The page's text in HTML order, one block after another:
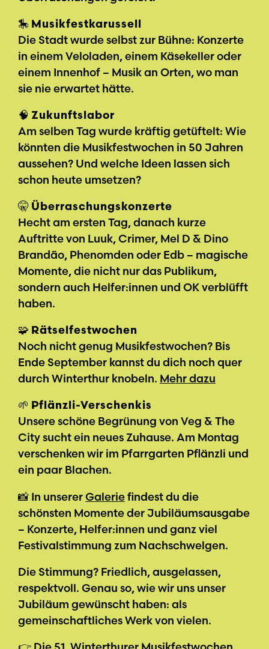
🎠 Musikfestkarussell
Die Stadt wurde selbst zur Bühne: Konzerte
in einem Veloladen, einem Käsekeller oder
einem Innenhof – Musik an Orten, wo man
sie nie erwartet hätte.
🧠 Zukunftslabor
Am selben Tag wurde kräftig getüftelt: Wie
könnten die Musikfestwochen in 50 Jahren
aussehen? Und welche Ideen lassen sich
schon heute umsetzen?
🤫 Überraschungskonzerte
Hecht am ersten Tag, danach kurze
Auftritte von Luuk, Crimer, Mel D & Dino
Brandão, Phenomden oder Edb – magische
Momente, die nicht nur das Publikum,
sondern auch Helfer:innen und OK verblüfft
haben.
🧩 Rätselfestwochen
Noch nicht genug Musikfestwochen? Bis
Ende September kannst du dich noch quer
durch Winterthur knobeln. Mehr dazu
🌱 Pflänzli-Verschenkis
Unsere schöne Begrünung von Veg & The
City sucht ein neues Zuhause. Am Montag
verschenken wir im Pfarrgarten Pflänzli und
ein paar Blachen.
📸 In unsererGaleriefindest du die
schönsten Momente der Jubiläumsausgabe
– Konzerte, Helfer:innen und ganz viel
Festivalstimmung zum Nachschwelgen.
Die Stimmung? Friedlich, ausgelassen,
respektvoll. Genau so, wie wir uns unser
Jubiläum gewünscht haben: als
gemeinschaftliches Werk von vielen.